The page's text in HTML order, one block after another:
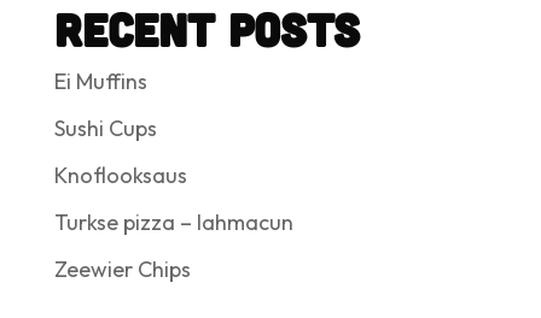
Recent Posts
Ei Muffins
Sushi Cups
Knoflooksaus
Turkse pizza – lahmacun
Zeewier Chips